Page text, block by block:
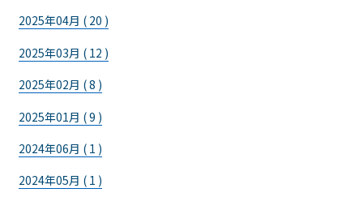
2025年04月 ( 20 )
2025年03月 ( 12 )
2025年02月 ( 8 )
2025年01月 ( 9 )
2024年06月 ( 1 )
2024年05月 ( 1 )